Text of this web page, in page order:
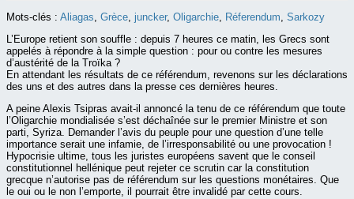
Mots-clés : Aliagas, Grèce, juncker, Oligarchie, Réferendum, Sarkozy
L’Europe retient son souffle : depuis 7 heures ce matin, les Grecs sont
appelés à répondre à la simple question : pour ou contre les mesures
d’austérité de la Troïka ?
En attendant les résultats de ce référendum, revenons sur les déclarations
des uns et des autres dans la presse ces dernières heures.
A peine Alexis Tsipras avait-il annoncé la tenu de ce référendum que toute
l’Oligarchie mondialisée s’est déchaînée sur le premier Ministre et son
parti, Syriza. Demander l’avis du peuple pour une question d’une telle
importance serait une infamie, de l’irresponsabilité ou une provocation !
Hypocrisie ultime, tous les juristes européens savent que le conseil
constitutionnel hellénique peut rejeter ce scrutin car la constitution
grecque n’autorise pas de référendum sur les questions monétaires. Que
le oui ou le non l’emporte, il pourrait être invalidé par cette cours.